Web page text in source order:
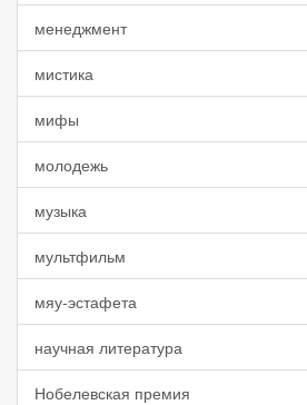
менеджмент
мистика
мифы
молодежь
музыка
мультфильм
мяу-эстафета
научная литература
Нобелевская премия